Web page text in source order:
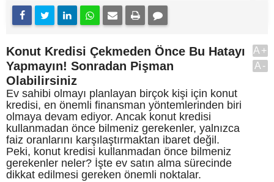
Konut Kredisi Çekmeden Önce Bu Hatayı
Yapmayın! Sonradan Pişman
Olabilirsiniz
Ev sahibi olmayı planlayan birçok kişi için konut
kredisi, en önemli finansman yöntemlerinden biri
olmaya devam ediyor. Ancak konut kredisi
kullanmadan önce bilmeniz gerekenler, yalnızca
faiz oranlarını karşılaştırmaktan ibaret değil.
Peki, konut kredisi kullanmadan önce bilmeniz
gerekenler neler? İşte ev satın alma sürecinde
dikkat edilmesi gereken önemli noktalar.
A+
A-